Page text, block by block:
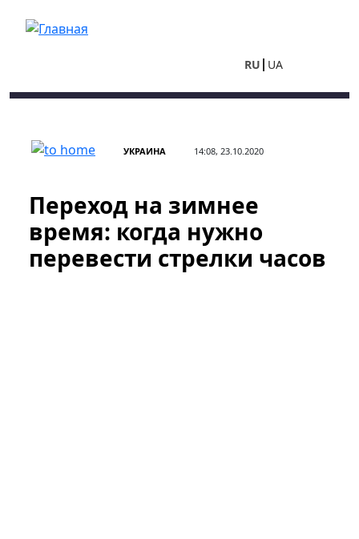
RU UA
УКРАИНА 14:08, 23.10.2020
Переход на зимнее
время: когда нужно
перевести стрелки часов